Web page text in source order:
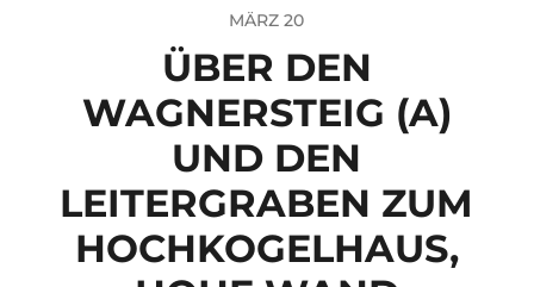
MÄRZ 20
ÜBER DEN
WAGNERSTEIG (A)
UND DEN
LEITERGRABEN ZUM
HOCHKOGELHAUS,